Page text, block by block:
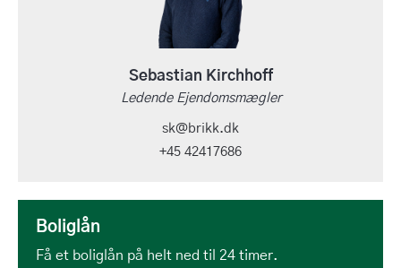
Sebastian Kirchhoff
Ledende Ejendomsmægler
sk@brikk.dk
+45 42417686
Boliglån
Få et boliglån på helt ned til 24 timer.